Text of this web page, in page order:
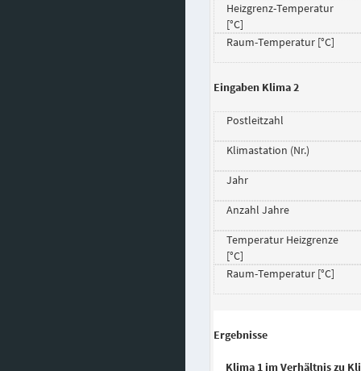
Heizgrenz-Temperatur
[°C]
Raum-Temperatur [°C]
Eingaben Klima 2
Postleitzahl
Klimastation (Nr.)
Jahr
Anzahl Jahre
Temperatur Heizgrenze
[°C]
Raum-Temperatur [°C]
Ergebnisse
Klima 1 im Verhältnis zu